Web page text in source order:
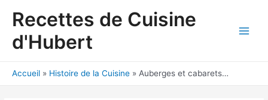
Recettes de Cuisine
d'Hubert
Accueil Histoire de la Cuisine Auberges et cabarets…